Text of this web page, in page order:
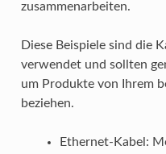
zusammenarbeiten.
Diese Beispiele sind die
verwendet und sollten
um Produkte von Ihrem
beziehen.
Ethernet-Kabel: